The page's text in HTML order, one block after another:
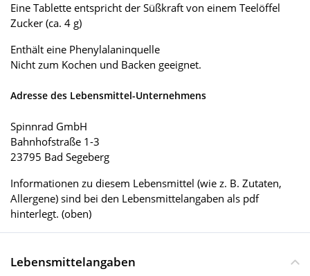
Eine Tablette entspricht der Süßkraft von einem Teelöffel
Zucker (ca. 4 g)
Enthält eine Phenylalaninquelle
Nicht zum Kochen und Backen geeignet.
Adresse des Lebensmittel-Unternehmens
Spinnrad GmbH
Bahnhofstraße 1-3
23795 Bad Segeberg
Informationen zu diesem Lebensmittel (wie z. B. Zutaten,
Allergene) sind bei den Lebensmittelangaben als pdf
hinterlegt. (oben)
Lebensmittelangaben